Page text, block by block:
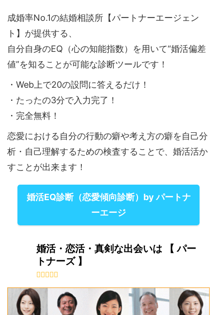
成婚率No.1の結婚相談所【パートナーエージェン
ト】が提供する、
自分自身のEQ（心の知能指数）を用いて“婚活偏差
値”を知ることが可能な診断ツールです！
・Web上で20の設問に答えるだけ！
・たったの3分で入力完了！
・完全無料！
恋愛における自分の行動の癖や考え方の癖を自己分
析・自己理解するための検査することで、婚活活か
すことが出来ます！
婚活EQ診断（恋愛傾向診断）by パートナ
ーエージ
婚活・恋活・真剣な出会いは 【 パー
トナーズ 】